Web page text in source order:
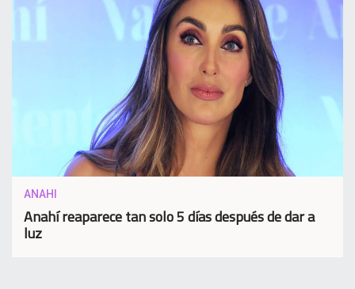
ANAHI
Anahí reaparece tan solo 5 días después de dar a
luz